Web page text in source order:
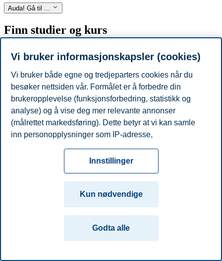
Auda! Gå til ...
Finn studier og kurs
Utforsk det brede utvalget av studier og kurs på BI med et søk på
interessen din (f.eks. økonomi, markedsføring eller finans).
Se alle studier og kurs
Personvern
Cookies TilgjengelighetserklæringDisclaimer
Beredskap
Kontakt oss
Campus:
OsloBergenTrondheimStavanger
© 2026 Handelshøyskolen BI
Vi bruker informasjonskapsler (cookies)
Vi bruker både egne og tredjeparters cookies når du
besøker nettsiden vår. Formålet er å forbedre din
brukeropplevelse (funksjonsforbedring, statistikk og
analyse) og å vise deg mer relevante annonser
(målrettet markedsføring). Dette betyr at vi kan samle
inn personopplysninger som IP-adresse,
cookies som er nødvendige for at nettsiden skal
fungere, kan du enten godta alle eller tilpasse ditt
samtykke ved å endre innstillinger.
Les mer om våre informasjonskapsler, hvilke
opplysninger vi samler inn og formålene i innstillinger
for informasjonskapsler. Du kan når som helst endre
eller trekke tilbake ditt samtykke i innstillingene ved å
Innstillinger
Kun nødvendige
Godta alle